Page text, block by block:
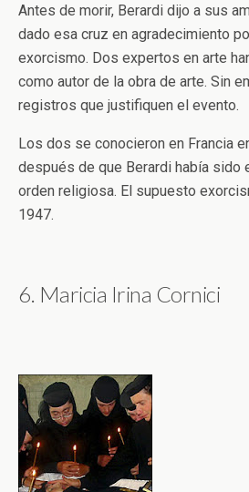
Antes de morir, Berardi dijo a sus
dado esa cruz en agradecimiento
exorcismo. Dos expertos en arte
como autor de la obra de arte. Sin
registros que justifiquen el evento.
Los dos se conocieron en Francia
después de que Berardi había sido
orden religiosa. El supuesto
1947.
6. Maricia Irina Cornici